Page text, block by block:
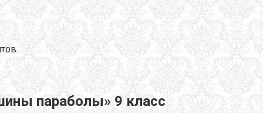
параболы» 9 класс